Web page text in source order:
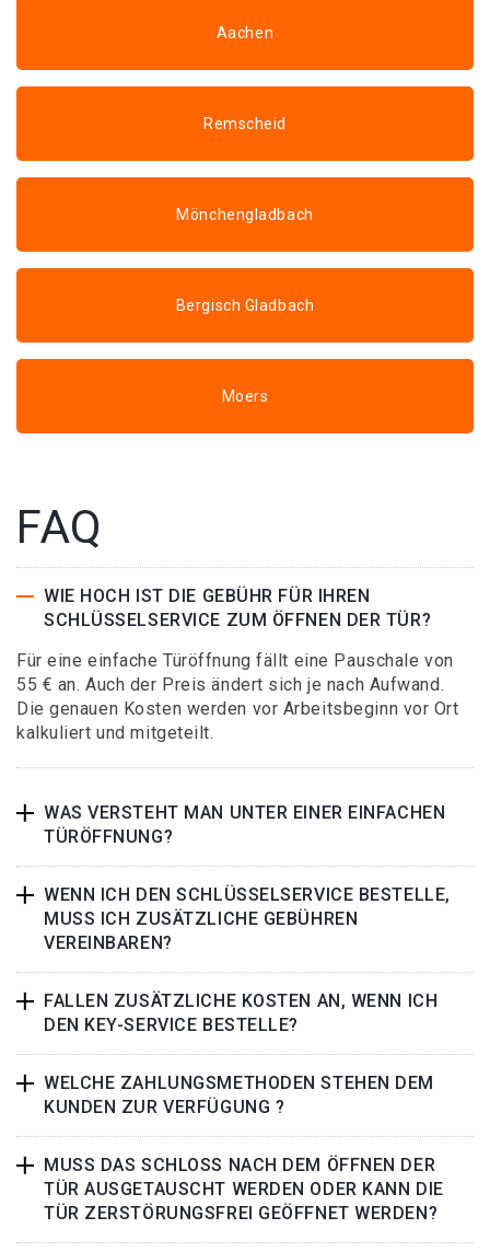
Aachen
Remscheid
Mönchengladbach
Bergisch Gladbach
Moers
FAQ
WIE HOCH IST DIE GEBÜHR FÜR IHREN
SCHLÜSSELSERVICE ZUM ÖFFNEN DER TÜR?
Für eine einfache Türöffnung fällt eine Pauschale von
55 € an. Auch der Preis ändert sich je nach Aufwand.
Die genauen Kosten werden vor Arbeitsbeginn vor Ort
kalkuliert und mitgeteilt.
WAS VERSTEHT MAN UNTER EINER EINFACHEN
TÜRÖFFNUNG?
WENN ICH DEN SCHLÜSSELSERVICE BESTELLE,
MUSS ICH ZUSÄTZLICHE GEBÜHREN
VEREINBAREN?
FALLEN ZUSÄTZLICHE KOSTEN AN, WENN ICH
DEN KEY-SERVICE BESTELLE?
WELCHE ZAHLUNGSMETHODEN STEHEN DEM
KUNDEN ZUR VERFÜGUNG ?
MUSS DAS SCHLOSS NACH DEM ÖFFNEN DER
TÜR AUSGETAUSCHT WERDEN ODER KANN DIE
TÜR ZERSTÖRUNGSFREI GEÖFFNET WERDEN?